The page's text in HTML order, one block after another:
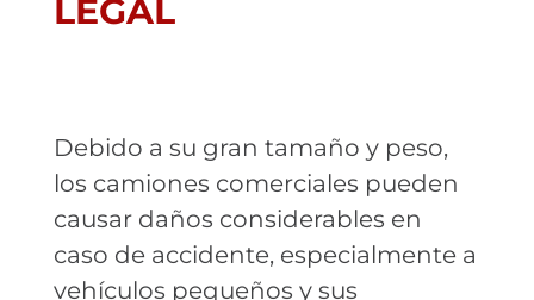
LEGAL
Debido a su gran tamaño y peso,
los camiones comerciales pueden
causar daños considerables en
caso de accidente, especialmente a
vehículos pequeños y sus